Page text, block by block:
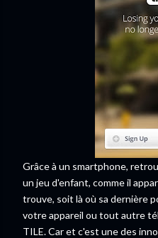
Grâce à un smartphone,
un jeu d'enfant, comme il
trouve, soit là où sa dernière
votre appareil ou tout autre
TILE. Car et c'est une des